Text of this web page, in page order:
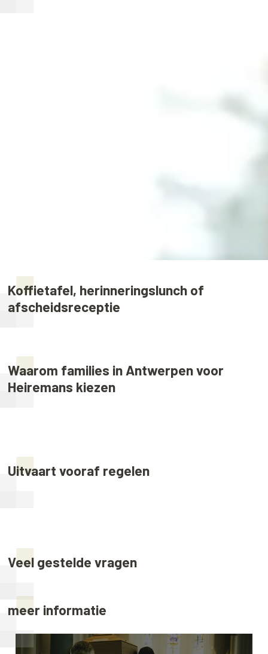
Koffietafel, herinneringslunch of
afscheidsreceptie
Waarom families in Antwerpen voor
Heiremans kiezen
Uitvaart vooraf regelen
Veel gestelde vragen
meer informatie